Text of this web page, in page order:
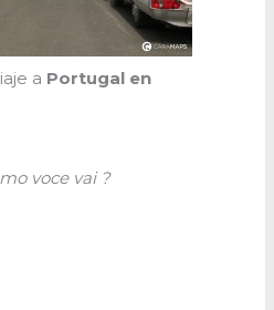
a Portugal en
voce vai ?